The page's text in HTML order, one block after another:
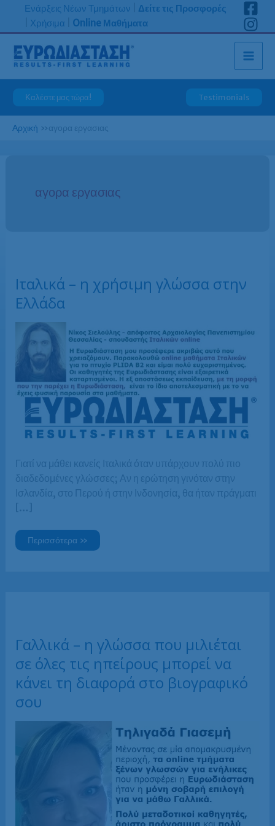
Μετάβαση
περιεχόμενο
Ενάρξεις Νέων Τμημάτων
Δείτε τις Προσφορές
Χρήσιμα Online Μαθήματα
Καλέστε μας τώρα! Testimonials
Αρχική »αγορα εργασιας
αγορα εργασιας
Ιταλικά – η χρήσιμη γλώσσα στην
Ελλάδα
Γιατί να μάθει κανείς Ιταλικά όταν υπάρχουν πολύ πιο
διαδεδομένες γλώσσες; Αν η ερώτηση γινόταν στην
Ισλανδία, στο Περού ή στην Ινδονησία, θα ήταν πράγματι
[…]
Ιταλικά
–
Περισσότερα »
Γαλλικά – η γλώσσα που μιλιέται
σε όλες τις ηπείρους μπορεί να
κάνει τη διαφορά στο βιογραφικό
σου